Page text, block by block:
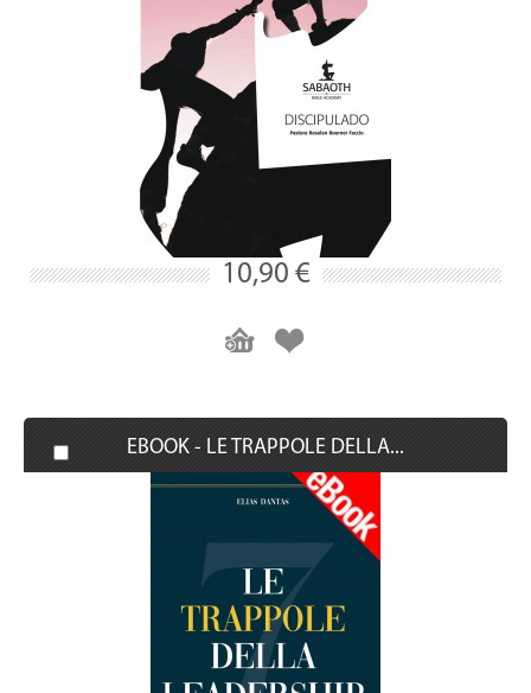
10,90 €
EBOOK - LE TRAPPOLE DELLA...